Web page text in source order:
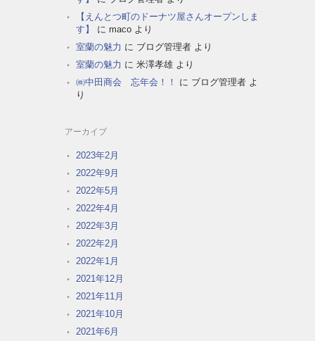
【えんとつ町のドーナツ屋さんオープンしま
す】
に maco より
室蘭の魅力 に ブログ管理者 より
室蘭の魅力 に 米澤孝雄 より
㈱中田商会 忘年会！！
に ブログ管理者 よ
り
アーカイブ
2023年2月
2022年9月
2022年5月
2022年4月
2022年3月
2022年2月
2022年1月
2021年12月
2021年11月
2021年10月
2021年6月